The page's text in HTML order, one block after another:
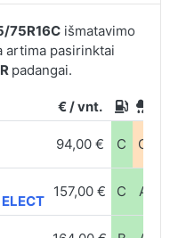
75R16Cišmatavimo
artima pasirinktai
padangai.
€ / vnt.
94,00 € C C
157,00 € C A